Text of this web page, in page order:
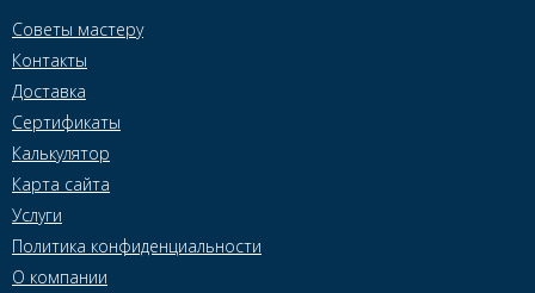
Советы мастеру
Контакты
Доставка
Сертификаты
Калькулятор
Карта сайта
Услуги
Политика конфиденциальности
О компании